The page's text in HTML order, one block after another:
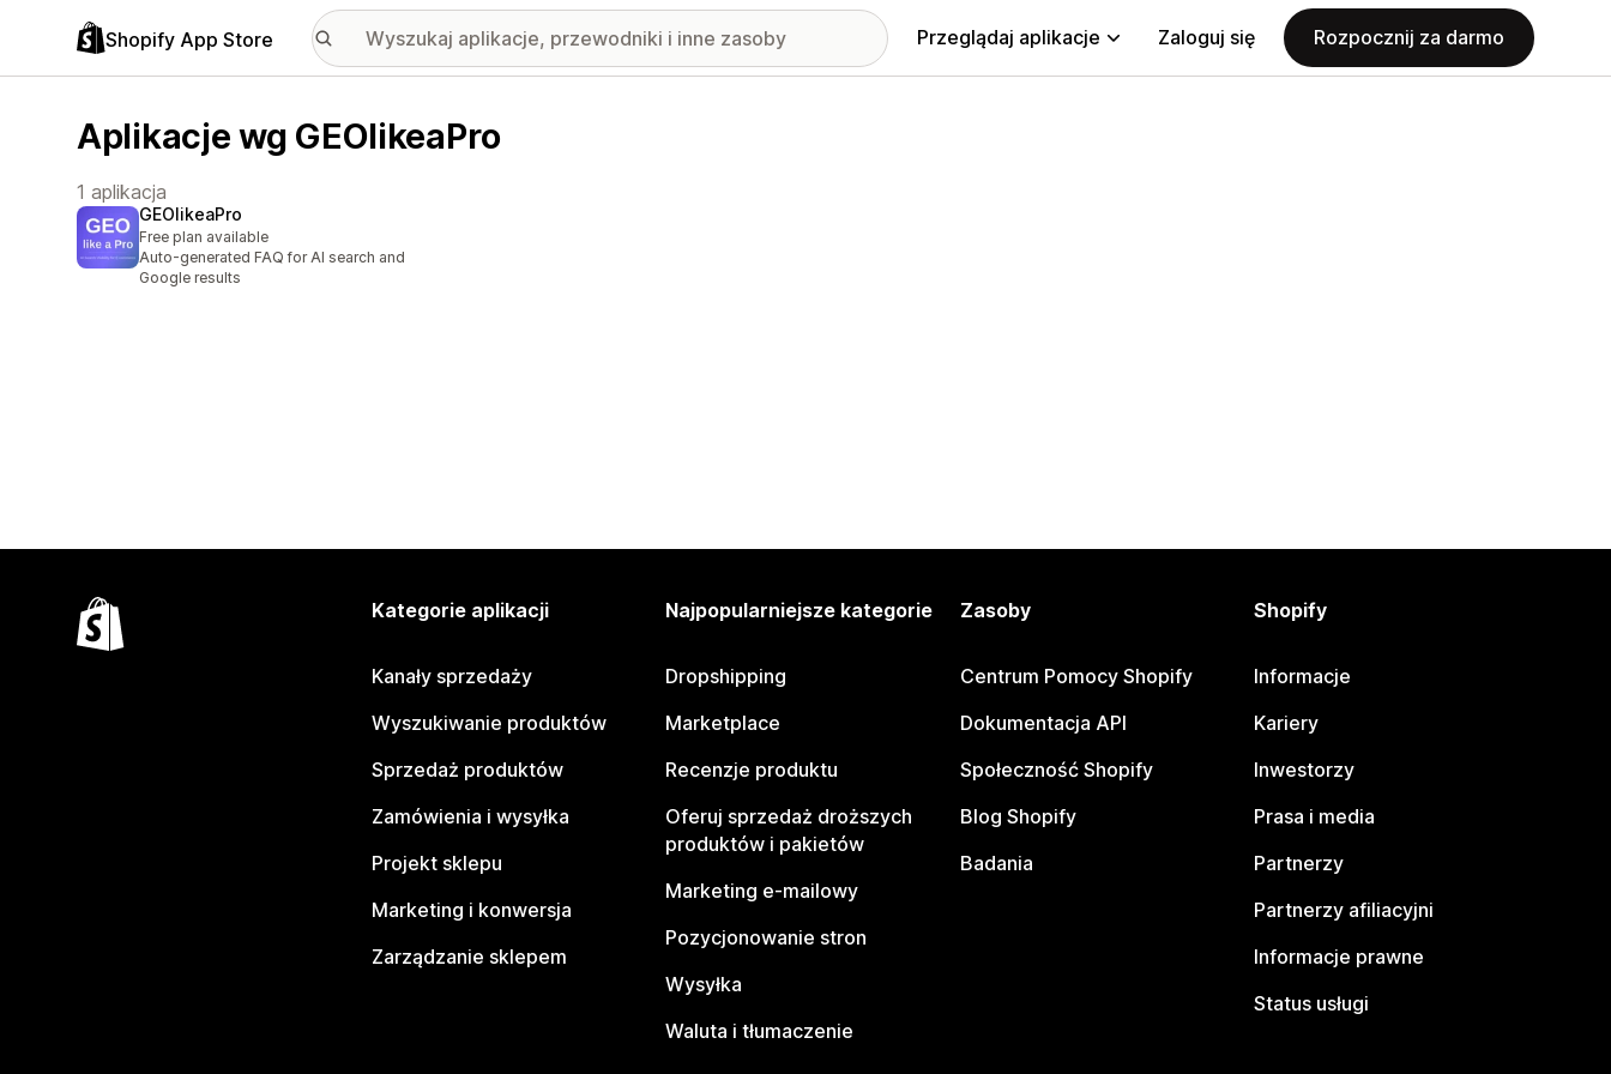
Shopify App Store Przeglądaj aplikacje Zaloguj się Rozpocznij za darmo
Aplikacje wg GEOlikeaPro
1 aplikacja
GEOlikeaPro
Free plan available
Auto-generated FAQ for AI search and
Google results
Kategorie aplikacji
Kanały sprzedaży
Wyszukiwanie produktów
Sprzedaż produktów
Zamówienia i wysyłka
Projekt sklepu
Marketing i konwersja
Zarządzanie sklepem
Najpopularniejsze kategorie
Dropshipping
Marketplace
Recenzje produktu
Oferuj sprzedaż droższych
produktów i pakietów
Marketing e-mailowy
Pozycjonowanie stron
Wysyłka
Waluta i tłumaczenie
Zasoby
Centrum Pomocy Shopify
Dokumentacja API
Społeczność Shopify
Blog Shopify
Badania
Shopify
Informacje
Kariery
Inwestorzy
Prasa i media
Partnerzy
Partnerzy afiliacyjni
Informacje prawne
Status usługi